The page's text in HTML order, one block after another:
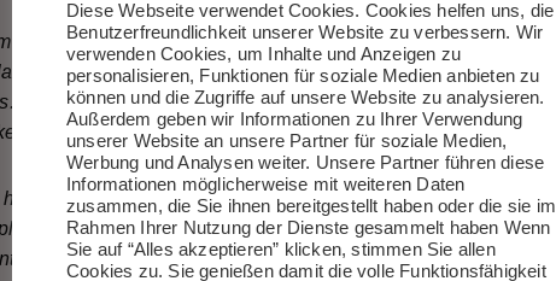
unmoved, and when
erupt,
to save the world?
myths,
Diese Webseite verwendet Cookies. Cookies helfen uns, die
Benutzerfreundlichkeit unserer Website zu verbessern. Wir
verwenden Cookies, um Inhalte und Anzeigen zu
personalisieren, Funktionen für soziale Medien anbieten zu
können und die Zugriffe auf unsere Website zu analysieren.
Außerdem geben wir Informationen zu Ihrer Verwendung
unserer Website an unsere Partner für soziale Medien,
Werbung und Analysen weiter. Unsere Partner führen diese
Informationen möglicherweise mit weiteren Daten
zusammen, die Sie ihnen bereitgestellt haben oder die sie im
Rahmen Ihrer Nutzung der Dienste gesammelt haben Wenn
Sie auf “Alles akzeptieren” klicken, stimmen Sie allen
Cookies zu. Sie genießen damit die volle Funktionsfähigkeit